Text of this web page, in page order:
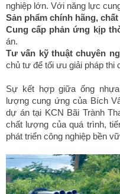
nghiệp lớn. Với năng lực
Sản phẩm chính hãng,
Cung cấp phản ứng kịp
án.
Tư vấn kỹ thuật chuyên
chủ tư để tối ưu giải pháp thi
Sự kết hợp giữa ống
lượng cung ứng của Bích
dự án tại KCN Bãi Trành
chất lượng của quá trình,
phát triển công nghiệp bền